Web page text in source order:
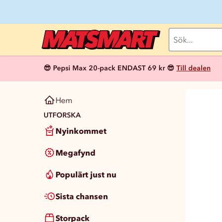
😎 Pepsi Max 20-pack ENDAST 69 kr 😎 Till dealen
Hem
UTFORSKA
Nyinkommet
Megafynd
Populärt just nu
Sista chansen
Storpack